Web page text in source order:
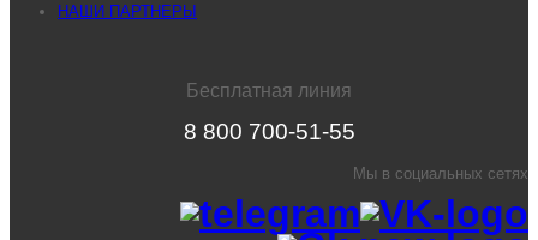
НАШИ ПАРТНЕРЫ
Бесплатная линия
8 800 700-51-55
Мы в социальных сетях